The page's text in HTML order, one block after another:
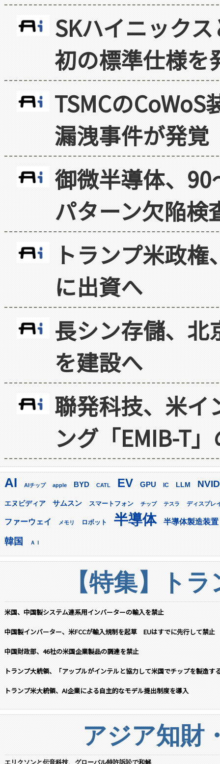
SKハイニック
初の標準仕様を
TSMCの
漏洩事件が発覚
御微半導体、
パターン欠陥検
トランプ米政
に出資へ
長シン存儲、北
を建設へ
聯発科技、米イ
ング「EMIB-T
AI AIチップ apple BYD CATL EV GPU IC LLM
エヌビディア サムスン スマートフォン チップ テスラ ディスプレ
ファーウェイ メモリ ロボット 半導体 半導体製造装置
韓国 ＡＩ
【特集】ト
米国、中国製システム連系用インバーターの輸入を禁止
中国製インバーター、米FCCが輸入規制を起草 EUはすでに先行して禁止
中国財政部、46社の米国企業製品の調達を禁止
トランプ大統領、「アップルがインテルと協力して米国でチップを製造す
トランプ米大統領、AI企業による自主的なモデル提出制度を導入
アジア知財
エリクソンと伝音科技、グローバル特許訴訟で和解